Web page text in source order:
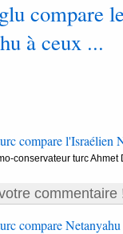
compare
à ceux ...
compare l'Israélien
conservateur turc Ahmet
commentaire
compare